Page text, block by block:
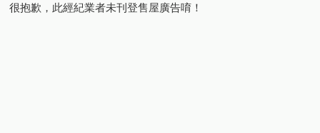
很抱歉，此經紀業者未刊登售屋廣告唷！